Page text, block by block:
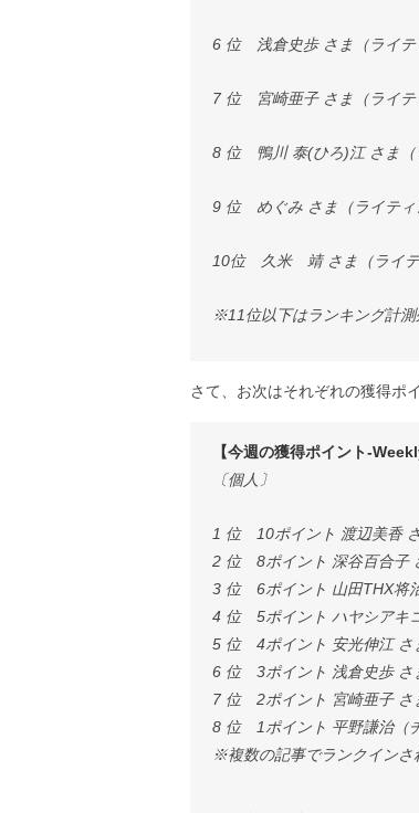
6 位 浅倉史歩 さま（ライテ
7 位 宮崎亜子 さま（ライテ
8 位 鴨川 泰(ひろ)江 さま（
9 位 めぐみ さま（ライティ
10位 久米 靖 さま（ライテ
※11位以下はランキング計測
さて、お次はそれぞれの獲得ポ
【今週の獲得ポイント-
〔個人〕
1 位 10ポイント 渡辺美香 さ
2 位 8ポイント 深谷百合子
3 位 6ポイント 山田THX将
4 位 5ポイント ハヤシアキ
5 位 4ポイント 安光伸江 さ
6 位 3ポイント 浅倉史歩 さ
7 位 2ポイント 宮崎亜子 さ
8 位 1ポイント 平野謙治（
※複数の記事でランクインさ